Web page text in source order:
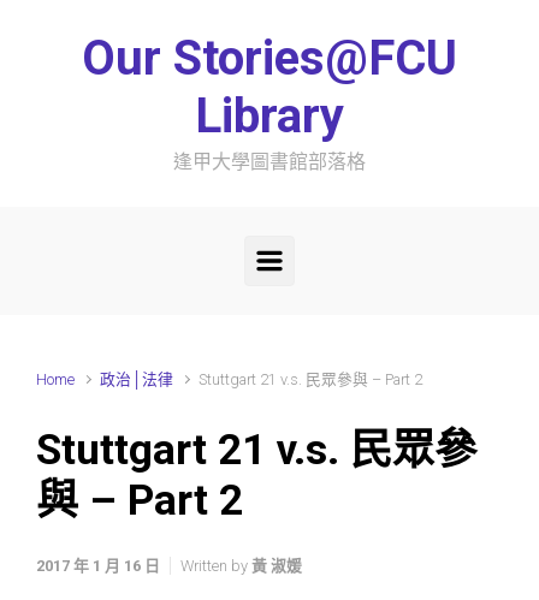
Our Stories@FCU
Library
逢甲大學圖書館部落格
Home 政治│法律 Stuttgart 21 v.s. 民眾參與 – Part 2
Stuttgart 21 v.s. 民眾參
與 – Part 2
2017 年 1 月 16 日 Written by 黃 淑媛